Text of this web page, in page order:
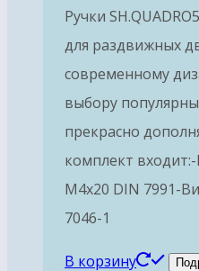
Ручки
для раздвижных
современному
выбору
прекрасно
комплект
М4х20 DIN 7991-
7046-1
В корзину